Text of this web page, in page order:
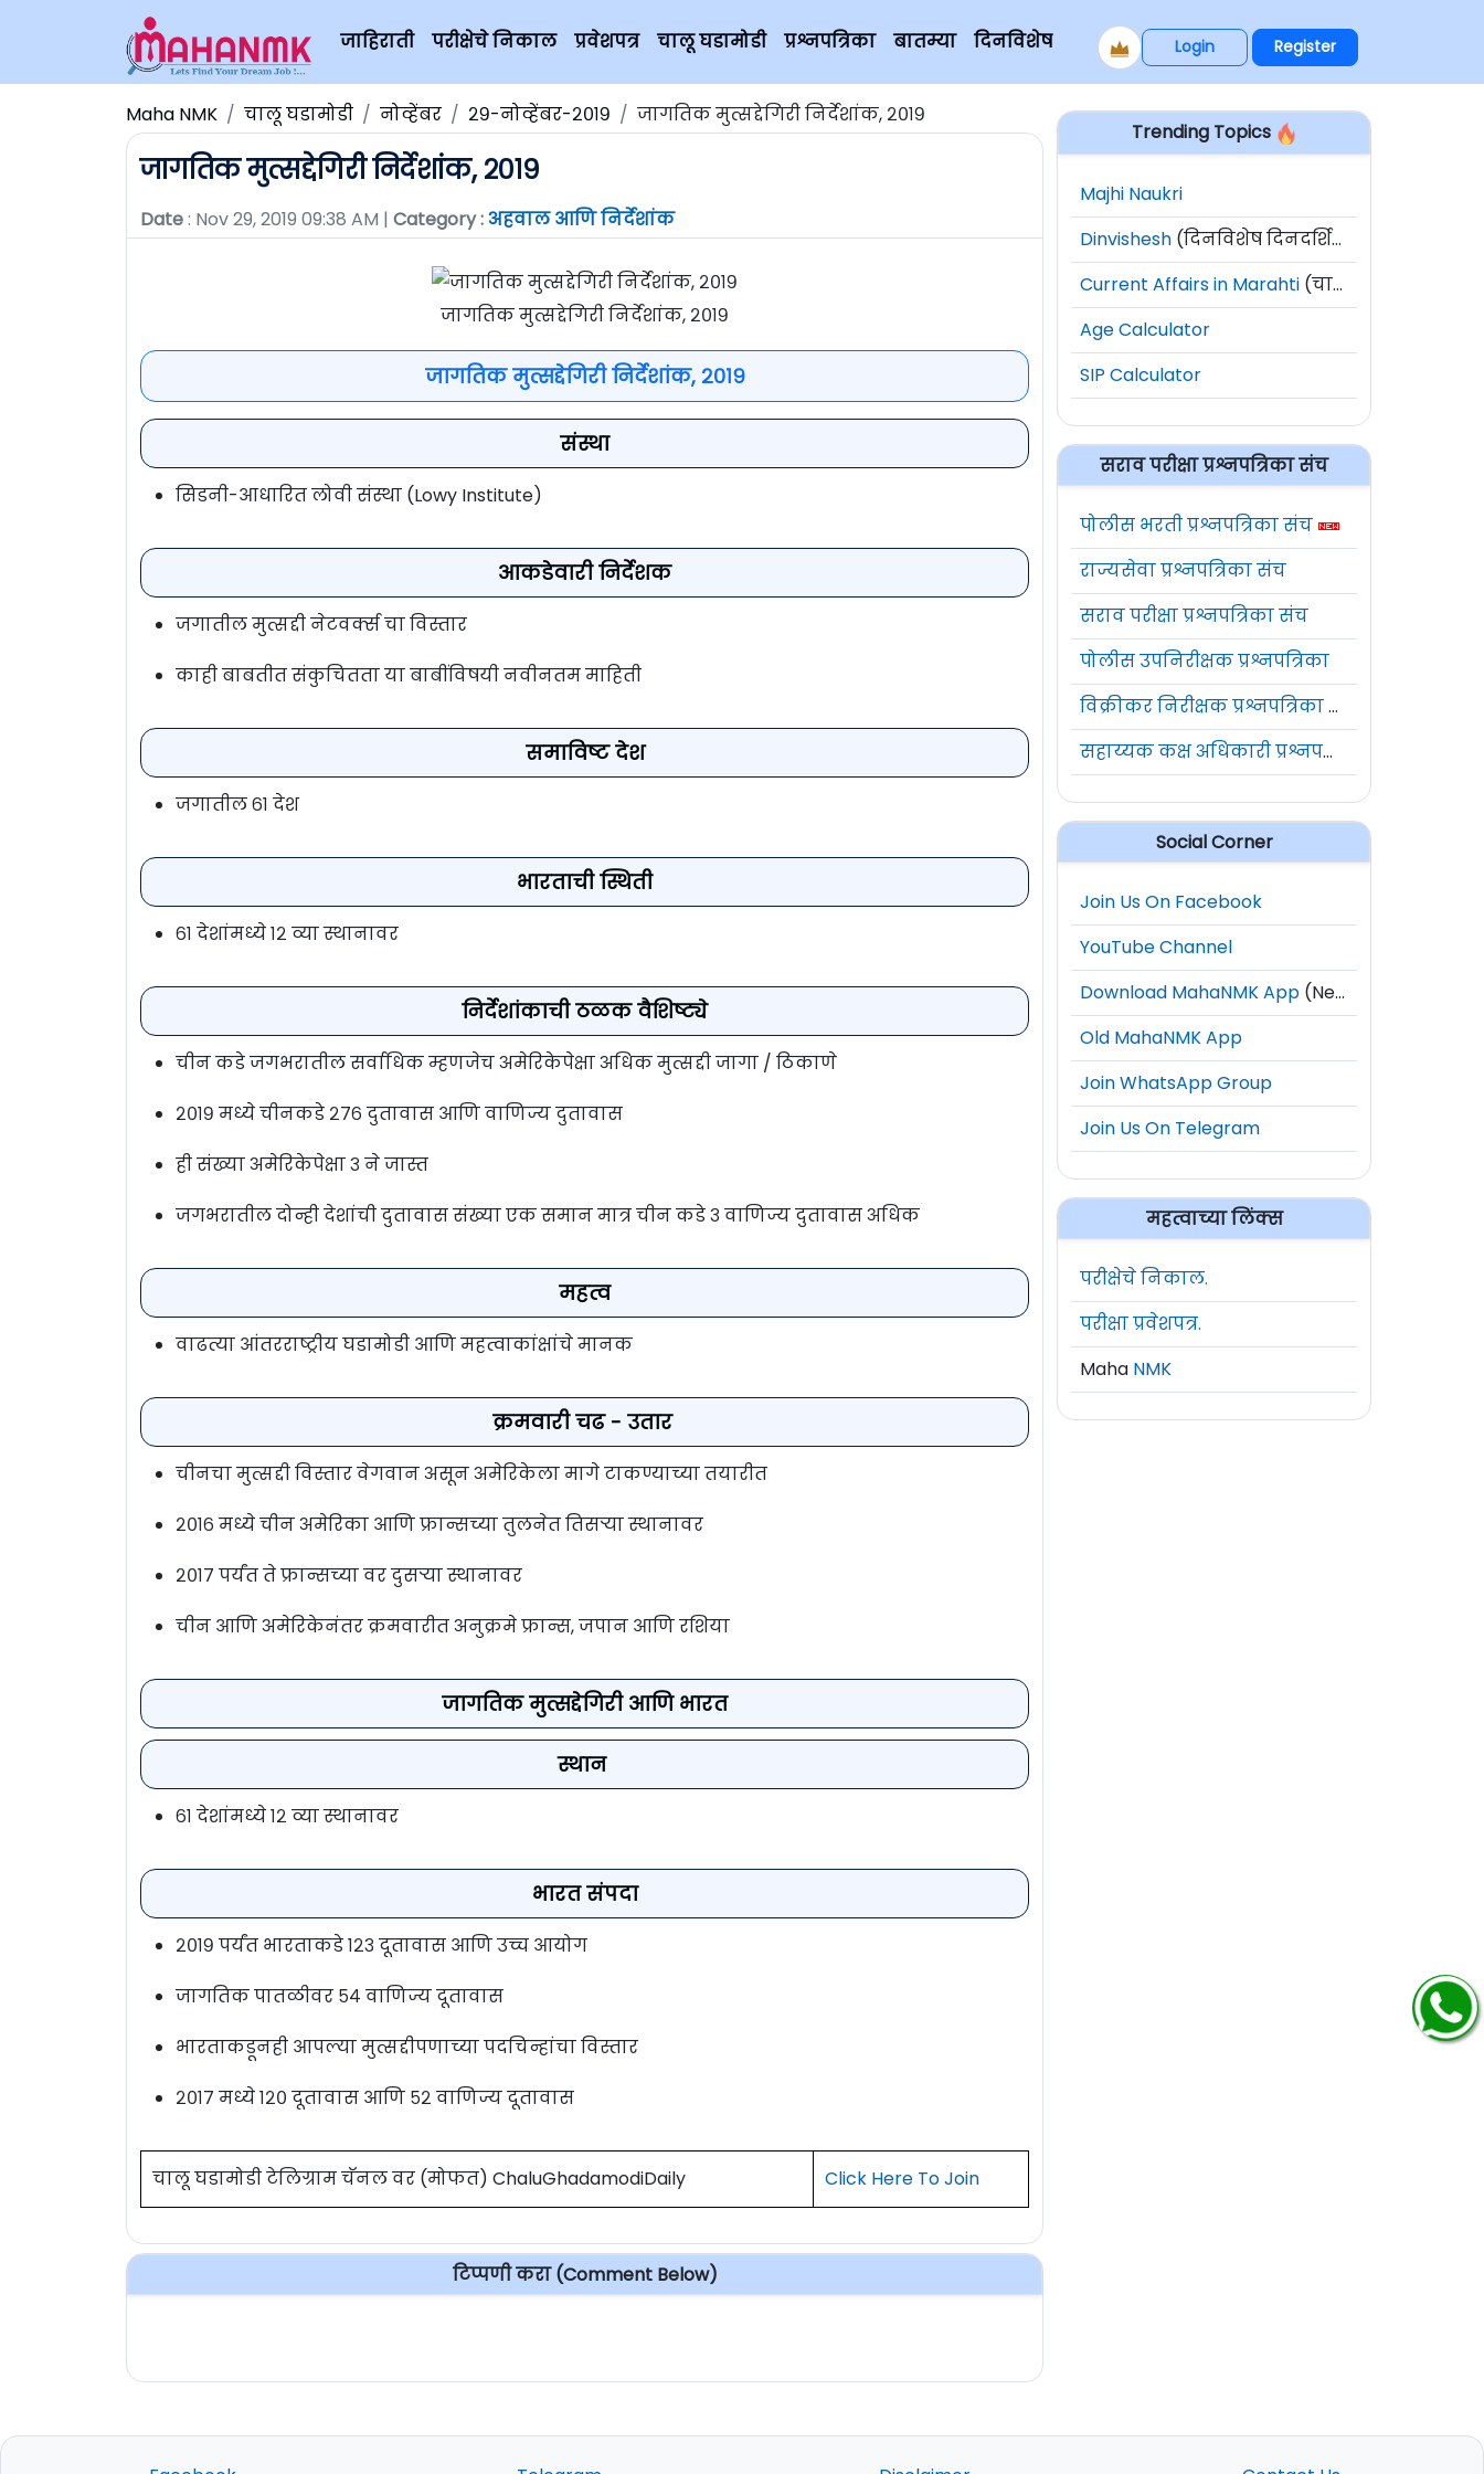
जाहिराती परीक्षेचे निकाल प्रवेशपत्र चालू घडामोडी प्रश्नपत्रिका बातम्या दिनविशेष Login Register
Maha NMK चालू घडामोडी नोव्हेंबर २९-नोव्हेंबर-२०१९ जागतिक मुत्सद्देगिरी निर्देशांक, २०१९
जागतिक मुत्सद्देगिरी निर्देशांक, २०१९
Date: Nov 29, 2019 09:38 AM | Category :अहवाल आणि निर्देशांक
जागतिक मुत्सद्देगिरी निर्देशांक, २०१९
जागतिक मुत्सद्देगिरी निर्देशांक, २०१९
संस्था
सिडनी-आधारित लोवी संस्था (Lowy Institute)
आकडेवारी निर्देशक
जगातील मुत्सद्दी नेटवर्क्स चा विस्तार
काही बाबतीत संकुचितता या बाबींविषयी नवीनतम माहिती
समाविष्ट देश
जगातील ६१ देश
भारताची स्थिती
६१ देशांमध्ये १२ व्या स्थानावर
निर्देशांकाची ठळक वैशिष्ट्ये
चीन कडे जगभरातील सर्वाधिक म्हणजेच अमेरिकेपेक्षा अधिक मुत्सद्दी जागा / ठिकाणे
२०१९ मध्ये चीनकडे २७६ दुतावास आणि वाणिज्य दुतावास
ही संख्या अमेरिकेपेक्षा ३ ने जास्त
जगभरातील दोन्ही देशांची दुतावास संख्या एक समान मात्र चीन कडे ३ वाणिज्य दुतावास अधिक
महत्व
वाढत्या आंतरराष्ट्रीय घडामोडी आणि महत्वाकांक्षांचे मानक
क्रमवारी चढ - उतार
चीनचा मुत्सद्दी विस्तार वेगवान असून अमेरिकेला मागे टाकण्याच्या तयारीत
२०१६ मध्ये चीन अमेरिका आणि फ्रान्सच्या तुलनेत तिसर्‍या स्थानावर
२०१७ पर्यंत ते फ्रान्सच्या वर दुसर्‍या स्थानावर
चीन आणि अमेरिकेनंतर क्रमवारीत अनुक्रमे फ्रान्स, जपान आणि रशिया
जागतिक मुत्सद्देगिरी आणि भारत
स्थान
६१ देशांमध्ये १२ व्या स्थानावर
भारत संपदा
२०१९ पर्यंत भारताकडे १२३ दूतावास आणि उच्च आयोग
जागतिक पातळीवर ५४ वाणिज्य दूतावास
भारताकडूनही आपल्या मुत्सद्दीपणाच्या पदचिन्हांचा विस्तार
२०१७ मध्ये १२० दूतावास आणि ५२ वाणिज्य दूतावास
चालू घडामोडी टेलिग्राम चॅनल वर (मोफत) ChaluGhadamodiDaily Click Here To Join
टिप्पणी करा (Comment Below)
Trending Topics
Majhi Naukri
Dinvishesh (दिनविशेष दिनदर्शिका)
Current Affairs in Marahti (चालू घडामोडी)
Age Calculator
SIP Calculator
सराव परीक्षा प्रश्नपत्रिका संच
पोलीस भरती प्रश्नपत्रिका संच
राज्यसेवा प्रश्नपत्रिका संच
सराव परीक्षा प्रश्नपत्रिका संच
पोलीस उपनिरीक्षक प्रश्नपत्रिका
विक्रीकर निरीक्षक प्रश्नपत्रिका संच
सहाय्यक कक्ष अधिकारी प्रश्नपत्रिका संच
Social Corner
Join Us On Facebook
YouTube Channel
Download MahaNMK App (New)
Old MahaNMK App
Join WhatsApp Group
Join Us On Telegram
महत्वाच्या लिंक्स
परीक्षेचे निकाल.
परीक्षा प्रवेशपत्र.
Maha NMK